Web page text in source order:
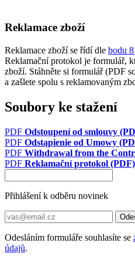
Reklamace zboží
Reklamace zboží se řídí dle bodu
Reklamačníprotokol je formulář,
zboží. Stáhněte si formulář (PDF
a zašlete spolu s reklamovaným
Soubory ke stažení
PDF Odstoupení od smlouvy
PDF Odstąpienie od Umowy
PDF Withdrawal from the
PDF Reklamační protokol (PDF)
Přihlášení k odběru novinek
Odesláním formuláře souhlasíte se
údajů.